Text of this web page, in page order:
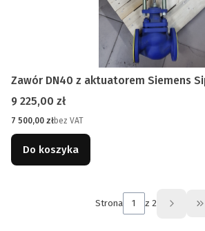
Zawór DN40 z aktuatorem Siemens
Cena
9 225,00 zł
Cena
7 500,00 złbez VAT
Do koszyka
Strona z 2